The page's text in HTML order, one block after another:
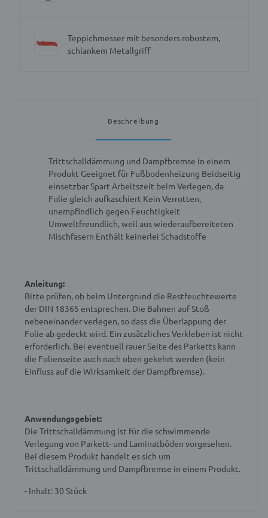
Teppichmesser mit besonders robustem,
schlankem Metallgriff
Beschreibung
Trittschalldämmung und Dampfbremse in einem
Produkt Geeignet für Fußbodenheizung Beidseitig
einsetzbar Spart Arbeitszeit beim Verlegen, da
Folie gleich aufkaschiert Kein Verrotten,
unempfindlich gegen Feuchtigkeit
Umweltfreundlich, weil aus wiederaufbereiteten
Mischfasern Enthält keinerlei Schadstoffe
Anleitung:
Bitte prüfen, ob beim Untergrund die Restfeuchtewerte
der DIN 18365 entsprechen. Die Bahnen auf Stoß
nebeneinander verlegen, so dass die Überlappung der
Folie ab gedeckt wird. Ein zusätzliches Verkleben ist nicht
erforderlich. Bei eventuell rauer Seite des Parketts kann
die Folienseite auch nach oben gekehrt werden (kein
Einfluss auf die Wirksamkeit der Dampfbremse).
Anwendungsgebiet:
Die Trittschalldämmung ist für die schwimmende
Verlegung von Parkett- und Laminatböden vorgesehen.
Bei diesem Produkt handelt es sich um
Trittschalldämmung und Dampfbremse in einem Produkt.
- Inhalt: 30 Stück